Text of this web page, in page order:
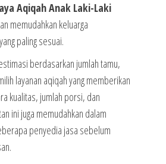
Aqiqah Anak Laki-Laki
memudahkan keluarga
paling sesuai.
berdasarkan jumlah tamu,
layanan aqiqah yang memberikan
kualitas, jumlah porsi, dan
ini juga memudahkan dalam
penyedia jasa sebelum